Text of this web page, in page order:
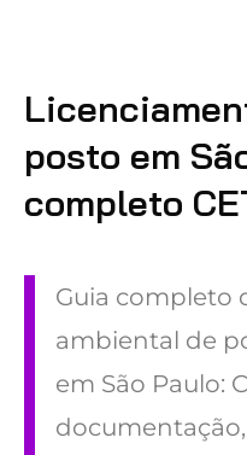
posto em
completo
Guia completo
ambiental de
em São Paulo:
documentação,